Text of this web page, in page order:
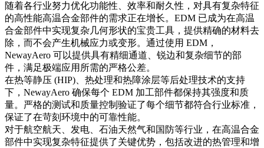
随着各行业努力优化功能性、效率和耐久性，对具有复杂特征
的高性能高温合金部件的需求正在增长。EDM 已成为在高温
合金部件中实现复杂几何形状的宝贵工具，提供精确的材料去
除，而不会产生机械应力或变形。通过使用 EDM，
NewayAero 可以提供具有精细通道、锐边和复杂细节的部
件，满足极端应用所需的严格公差。
在热等静压 (HIP)、热处理和热障涂层等后处理技术的支持
下，NewayAero 确保每个 EDM 加工部件都保持其强度和质
量。严格的测试和质量控制验证了每个细节都符合行业标准，
保证了在苛刻环境中的可靠性能。
对于航空航天、发电、石油天然气和国防等行业，在高温合金
部件中实现复杂特征提供了关键优势，包括改进的热管理和增